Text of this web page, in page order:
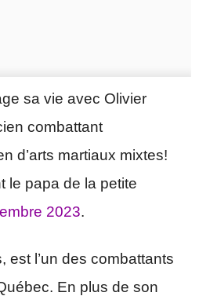
sa vie avec Olivier
combattant
d’arts martiaux mixtes!
le papa de la petite
2023.
est l’un des combattants
En plus de son